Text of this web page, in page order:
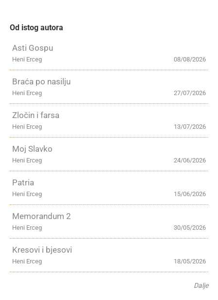
Od istog autora
Asti Gospu
08/08/2026
Heni Erceg
Braća po nasilju
27/07/2026
Heni Erceg
Zločin i farsa
13/07/2026
Heni Erceg
Moj Slavko
24/06/2026
Heni Erceg
Patria
15/06/2026
Heni Erceg
Memorandum 2
30/05/2026
Heni Erceg
Kresovi i bjesovi
18/05/2026
Heni Erceg
Dalje